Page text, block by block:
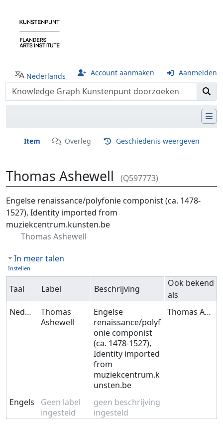
Nederlands Account aanmaken Aanmelden
Item Overleg Geschiedenis weergeven
Thomas Ashewell (Q597773)
Ga naar: navigatie,zoeken
Engelse renaissance/polyfonie componist (ca. 1478-
1527), Identity imported from
muziekcentrum.kunsten.be
Thomas Ashewell
In meer talen
Instellen
Taal Label Beschrijving
Ook bekend
als
Nederlands
Thomas
Ashewell
Engelse
renaissance/polyf
onie componist
(ca. 1478-1527),
Identity imported
from
muziekcentrum.k
unsten.be
Thomas Ashewell
Engels
Geen label
ingesteld
geen beschrijving
ingesteld